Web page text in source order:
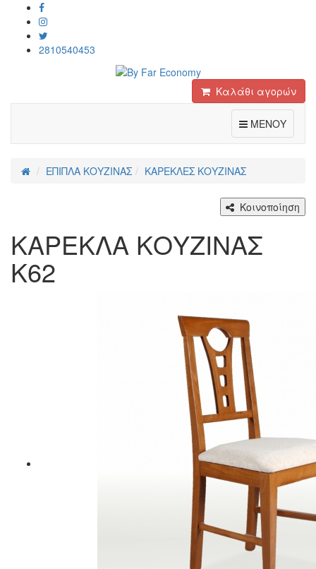
2810540453
Καλάθι αγορών
ΜΕΝΟΥ
ΕΠΙΠΛΑ ΚΟΥΖΙΝΑΣ ΚΑΡΕΚΛΕΣ ΚΟΥΖΙΝΑΣ
Κοινοποίηση
ΚΑΡΕΚΛΑ ΚΟΥΖΙΝΑΣ
Κ62